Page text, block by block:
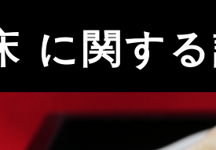
に関す